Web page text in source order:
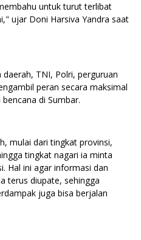
untuk turut terlibat
ujar Doni Harsiva Yandra saat
TNI, Polri, perguruan
peran secara maksimal
di Sumbar.
mulai dari tingkat provinsi,
tingkat nagari ia minta
Hal ini agar informasi dan
terus diupate, sehingga
juga bisa berjalan